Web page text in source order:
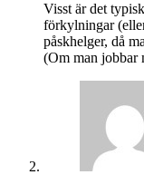
Visst är det
förkylningar
påskhelger, då
(Om man jobbar